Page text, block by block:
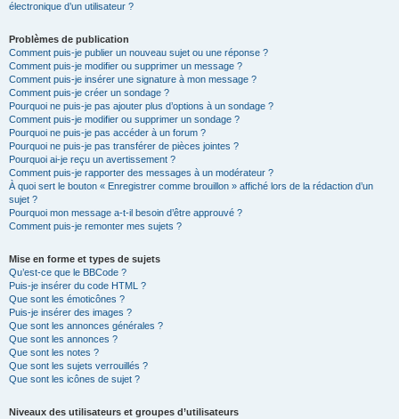
électronique d’un utilisateur ?
Problèmes de publication
Comment puis-je publier un nouveau sujet ou une réponse ?
Comment puis-je modifier ou supprimer un message ?
Comment puis-je insérer une signature à mon message ?
Comment puis-je créer un sondage ?
Pourquoi ne puis-je pas ajouter plus d’options à un sondage ?
Comment puis-je modifier ou supprimer un sondage ?
Pourquoi ne puis-je pas accéder à un forum ?
Pourquoi ne puis-je pas transférer de pièces jointes ?
Pourquoi ai-je reçu un avertissement ?
Comment puis-je rapporter des messages à un modérateur ?
À quoi sert le bouton « Enregistrer comme brouillon » affiché lors de la rédaction d’un
sujet ?
Pourquoi mon message a-t-il besoin d’être approuvé ?
Comment puis-je remonter mes sujets ?
Mise en forme et types de sujets
Qu’est-ce que le BBCode ?
Puis-je insérer du code HTML ?
Que sont les émoticônes ?
Puis-je insérer des images ?
Que sont les annonces générales ?
Que sont les annonces ?
Que sont les notes ?
Que sont les sujets verrouillés ?
Que sont les icônes de sujet ?
Niveaux des utilisateurs et groupes d’utilisateurs